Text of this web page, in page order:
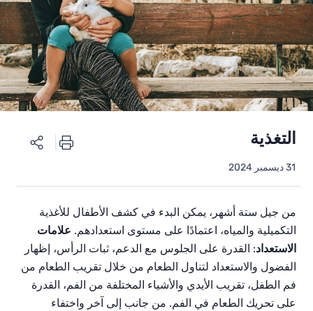
التغذية
31 ديسمبر 2024
من جيل ستة أشهر، يمكن البدء في كشف الأطفال للأغذية
التكميلية والمياه، اعتمادًا على مستوى استعدادهم. علامات
الاستعداد: القدرة على الجلوس مع الدعم، ثبات الرأس، إظهار
الفضول والاستعداد لتناول الطعام من خلال تقريب الطعام من
فم الطفل، تقريب الأيدي والأشياء المختلفة من الفم، القدرة
على تحريك الطعام في الفم. من جانب إلى آخر واختفاء